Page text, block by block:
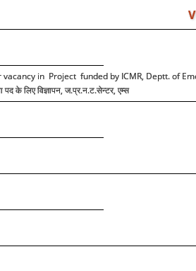
in Project funded by ICMR, Deptt. of
पद के लिए विज्ञापन, ज.प्र.न.ट.सेन्टर, एम्स